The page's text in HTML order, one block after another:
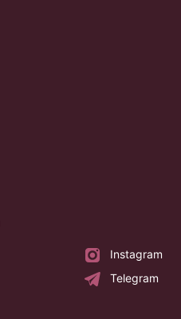
Instagram
Telegram